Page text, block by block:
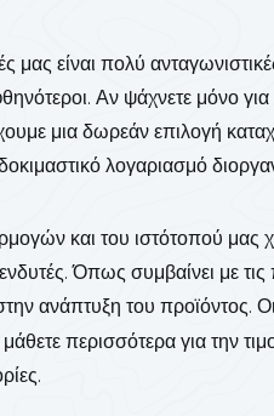
μας είναι πολύ
Αν ψάχνετε μόνο
μια δωρεάν επιλογή
λογαριασμό
και του ιστότοπού μας
Όπως συμβαίνει με τις
ανάπτυξη του προϊόντος.
περισσότερα για την